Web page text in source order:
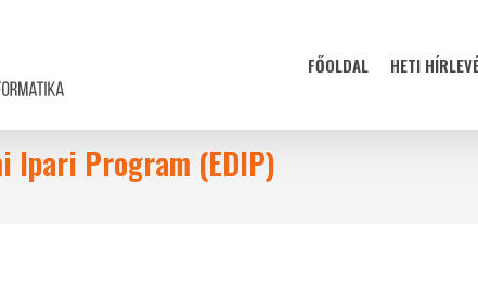
FŐOLDAL HETI
Ipari Program (EDIP)